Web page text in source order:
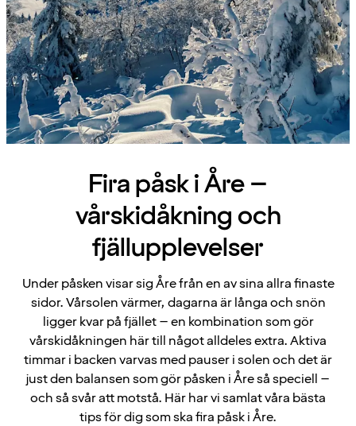
Fira påsk i Åre –
vårskidåkning och
fjällupplevelser
Under påsken visar sig Åre från en av sina allra finaste
sidor. Vårsolen värmer, dagarna är långa och snön
ligger kvar på fjället – en kombination som gör
vårskidåkningen här till något alldeles extra. Aktiva
timmar i backen varvas med pauser i solen och det är
just den balansen som gör påsken i Åre så speciell –
och så svår att motstå. Här har vi samlat våra bästa
tips för dig som ska fira påsk i Åre.